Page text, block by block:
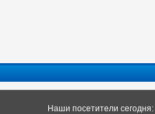
Наши посетители сегодня: